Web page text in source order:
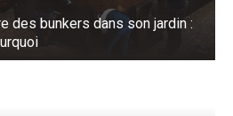
des bunkers dans son jardin :